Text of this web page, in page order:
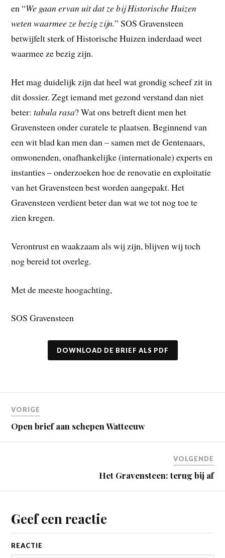
en “We gaan ervan uit dat ze bij Historische Huizen
weten waarmee ze bezig zijn.” SOS Gravensteen
betwijfelt sterk of Historische Huizen inderdaad weet
waarmee ze bezig zijn.
Het mag duidelijk zijn dat heel wat grondig scheef zit in
dit dossier. Zegt iemand met gezond verstand dan niet
beter:tabula rasa? Wat ons betreft dient men het
Gravensteen onder curatele te plaatsen. Beginnend van
een wit blad kan men dan – samen met de Gentenaars,
omwonenden, onafhankelijke (internationale) experts en
instanties – onderzoeken hoe de renovatie en exploitatie
van het Gravensteen best worden aangepakt. Het
Gravensteen verdient beter dan wat we tot nog toe te
zien kregen.
Verontrust en waakzaam als wij zijn, blijven wij toch
nog bereid tot overleg.
Met de meeste hoogachting,
SOS Gravensteen
DOWNLOAD DE BRIEF ALS PDF
VORIGE
Open brief aan schepen Watteeuw
VOLGENDE
Het Gravensteen: terug bij af
Geef een reactie
REACTIE